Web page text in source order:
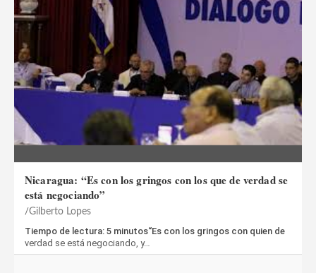
Nicaragua: “Es con los gringos con los que de verdad se
está negociando”
Gilberto Lopes
Tiempo de lectura: 5 minutos“Es con los gringos con quien de
verdad se está negociando, y…